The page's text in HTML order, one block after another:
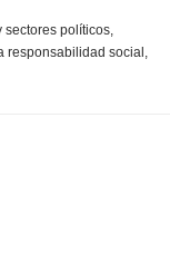
sectores políticos,
responsabilidad social,